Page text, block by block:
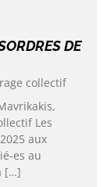
DE
collectif
Les
aux
es au
[…]